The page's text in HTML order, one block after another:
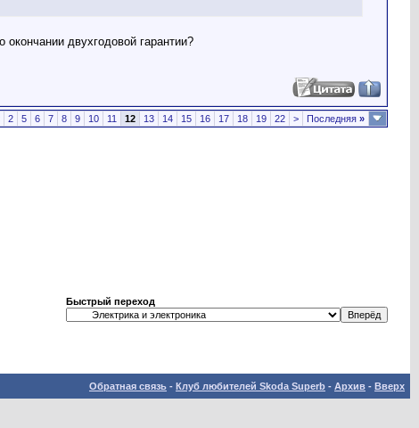
двухгодовой гарантии?
2 5 6 7 8 9 10 11 12 13 14 15 16 17 18 19 22 > Последняя »
Быстрый переход
Обратная связь - Клуб любителей Skoda Superb - Архив - Вверх